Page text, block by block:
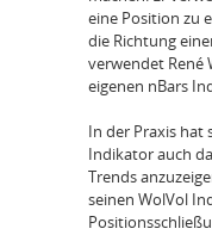
eine Position zu
die Richtung
verwendet René
eigenen nBars
In der Praxis hat
Indikator auch
Trends
seinen WolVol